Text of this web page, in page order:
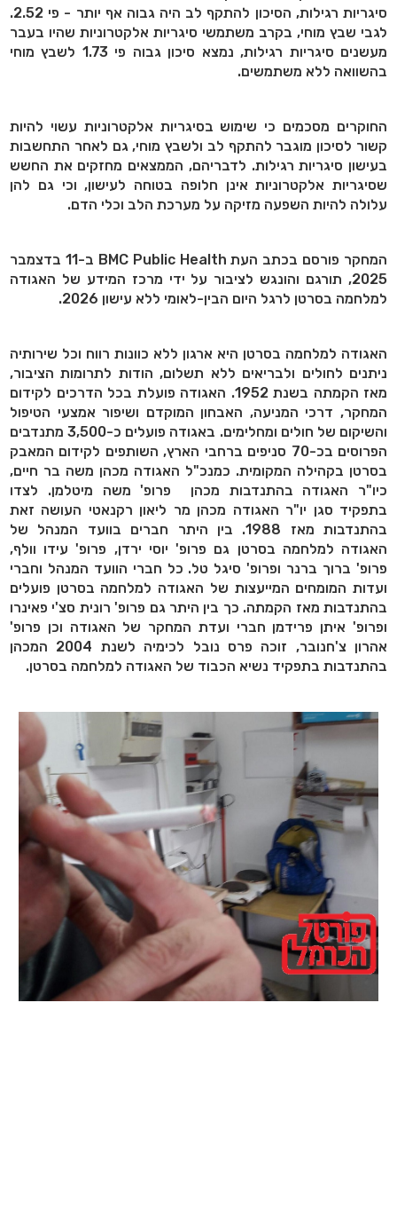
סיגריות רגילות, הסיכון להתקף לב היה גבוה אף יותר - פי 2.52.
לגבי שבץ מוחי, בקרב משתמשי סיגריות אלקטרוניות שהיו בעבר
מעשנים סיגריות רגילות, נמצא סיכון גבוה פי 1.73 לשבץ מוחי
בהשוואה ללא משתמשים.
החוקרים מסכמים כי שימוש בסיגריות אלקטרוניות עשוי להיות
קשור לסיכון מוגבר להתקף לב ולשבץ מוחי, גם לאחר התחשבות
בעישון סיגריות רגילות. לדבריהם, הממצאים מחזקים את החשש
שסיגריות אלקטרוניות אינן חלופה בטוחה לעישון, וכי גם להן
עלולה להיות השפעה מזיקה על מערכת הלב וכלי הדם.
המחקר פורסם בכתב העתBMC Public Health
ב-11 בדצמבר
2025, תורגם והונגש לציבור על ידי מרכז המידע של האגודה
למלחמה בסרטן לרגל היום הבין-לאומי ללא עישון 2026.
האגודה למלחמה בסרטן היא ארגון ללא כוונות רווח וכל שירותיה
ניתנים לחולים ולבריאים ללא תשלום, הודות לתרומות הציבור,
מאז הקמתה בשנת 1952. האגודה פועלת בכל הדרכים לקידום
המחקר, דרכי המניעה, האבחון המוקדם ושיפור אמצעי הטיפול
והשיקום של חולים ומחלימים. באגודה פועלים כ-3,500 מתנדבים
הפרוסים בכ-70 סניפים ברחבי הארץ, השותפים לקידום המאבק
בסרטן בקהילה המקומית. כמנכ"ל האגודה מכהן משה בר חיים,
כיו"ר האגודה בהתנדבות מכהן פרופ' משה מיטלמן. לצדו
בתפקיד סגן יו"ר האגודה מכהן מר ליאון רקנאטי העושה זאת
בהתנדבות מאז 1988. בין היתר חברים בוועד המנהל של
האגודה למלחמה בסרטן גם פרופ' יוסי ירדן, פרופ' עידו וולף,
פרופ' ברוך ברנר ופרופ' סיגל טל. כל חברי הוועד המנהל וחברי
ועדות המומחים המייעצות של האגודה למלחמה בסרטן פועלים
בהתנדבות מאז הקמתה. כך בין היתר גם פרופ' רונית סצ'י פאינרו
ופרופ' איתן פרידמן חברי ועדת המחקר של האגודה וכן פרופ'
אהרון צ'חנובר, זוכה פרס נובל לכימיה לשנת 2004 המכהן
בהתנדבות בתפקיד נשיא הכבוד של האגודה למלחמה בסרטן.